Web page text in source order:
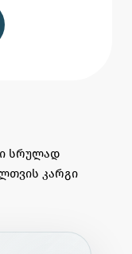
სრულად
კარგი